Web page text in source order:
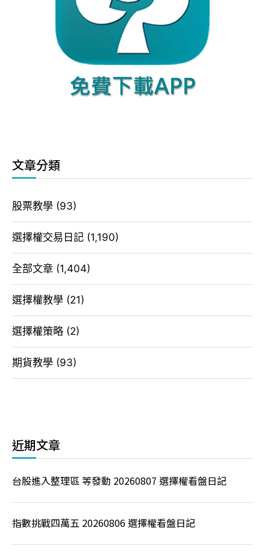
文章分類
股票教學 (93)
選擇權交易日記 (1,190)
全部文章 (1,404)
選擇權教學 (21)
選擇權策略 (2)
期貨教學 (93)
近期文章
台股進入整理區 等發動 20260807 選擇權看盤日記
指數挑戰四萬五 20260806 選擇權看盤日記